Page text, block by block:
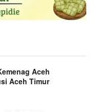
Aceh
Aceh Timur